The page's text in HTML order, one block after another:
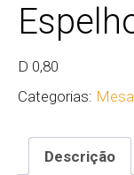
D 0,80
Categorias:
Descrição